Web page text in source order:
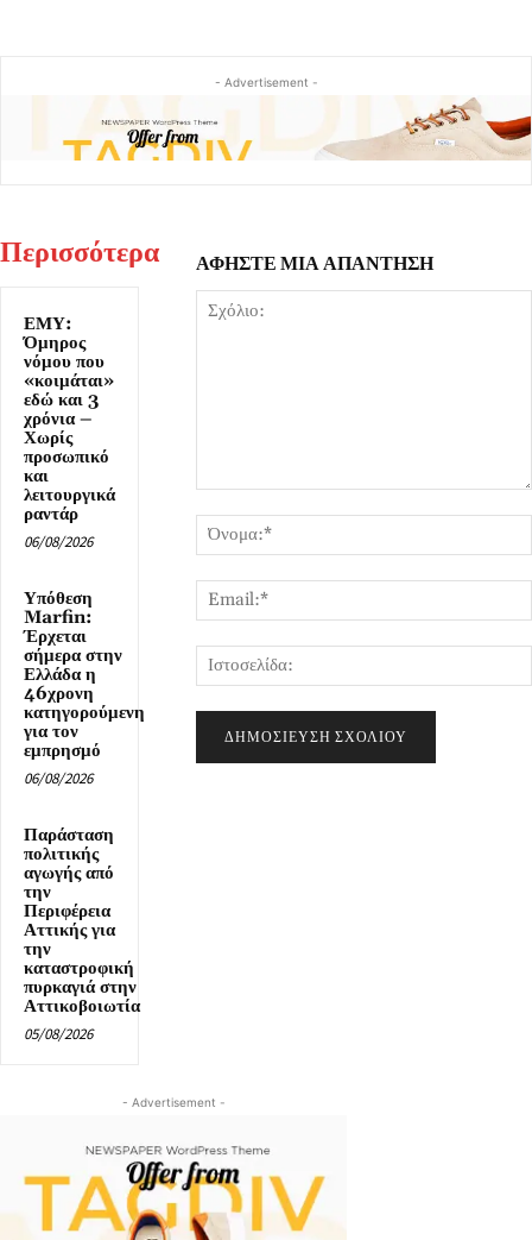
- Advertisement -
Περισσότερα
ΕΜΥ:
Όμηρος
νόμου που
«κοιμάται»
εδώ και 3
χρόνια –
Χωρίς
προσωπικό
και
λειτουργικά
ραντάρ
06/08/2026
Υπόθεση
Marfin:
Έρχεται
σήμερα στην
Ελλάδα η
46χρονη
κατηγορούμενη
για τον
εμπρησμό
06/08/2026
Παράσταση
πολιτικής
αγωγής από
την
Περιφέρεια
Αττικής για
την
καταστροφική
πυρκαγιά στην
Αττικοβοιωτία
05/08/2026
ΑΦΗΣΤΕ ΜΙΑ ΑΠΑΝΤΗΣΗ
- Advertisement -